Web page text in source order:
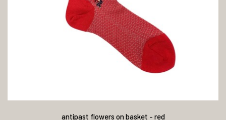
antipast flowers on basket - red